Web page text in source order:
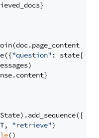
"question" : state[
"retrieve")